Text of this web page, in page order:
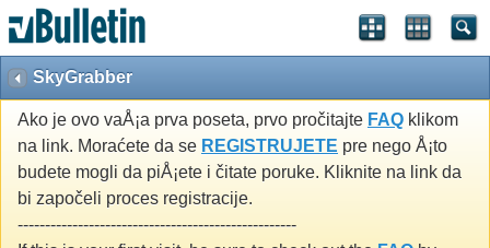
SkyGrabber
Ako je ovo vaÅ¡a prva poseta, prvo pročitajte FAQ klikom
na link. Moraćete da se REGISTRUJETE pre nego Å¡to
budete mogli da piÅ¡ete i čitate poruke. Kliknite na link da
bi započeli proces registracije.
---------------------------------------------------